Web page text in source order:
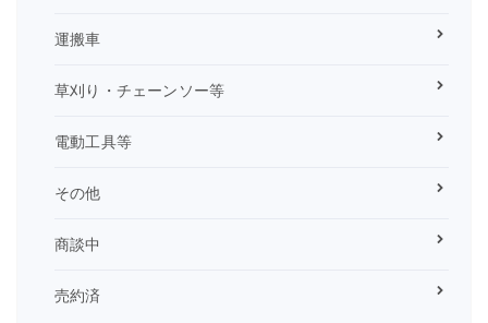
運搬車
草刈り・チェーンソー等
電動工具等
その他
商談中
売約済